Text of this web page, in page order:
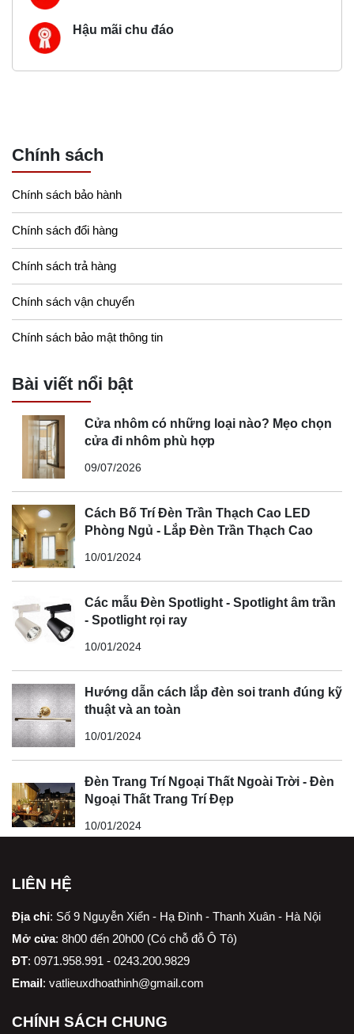
Hậu mãi chu đáo
Chính sách
Chính sách bảo hành
Chính sách đổi hàng
Chính sách trả hàng
Chính sách vận chuyển
Chính sách bảo mật thông tin
Bài viết nổi bật
Cửa nhôm có những loại nào? Mẹo chọn
cửa đi nhôm phù hợp
09/07/2026
Cách Bố Trí Đèn Trần Thạch Cao LED
Phòng Ngủ - Lắp Đèn Trần Thạch Cao
10/01/2024
Các mẫu Đèn Spotlight - Spotlight âm trần
- Spotlight rọi ray
10/01/2024
Hướng dẫn cách lắp đèn soi tranh đúng kỹ
thuật và an toàn
10/01/2024
Đèn Trang Trí Ngoại Thất Ngoài Trời - Đèn
Ngoại Thất Trang Trí Đẹp
10/01/2024
LIÊN HỆ
Địa chỉ: Số 9 Nguyễn Xiển - Hạ Đình - Thanh Xuân - Hà Nội
Mở cửa: 8h00 đến 20h00 (Có chỗ đỗ Ô Tô)
ĐT: 0971.958.991 - 0243.200.9829
Email: vatlieuxdhoathinh@gmail.com
CHÍNH SÁCH CHUNG